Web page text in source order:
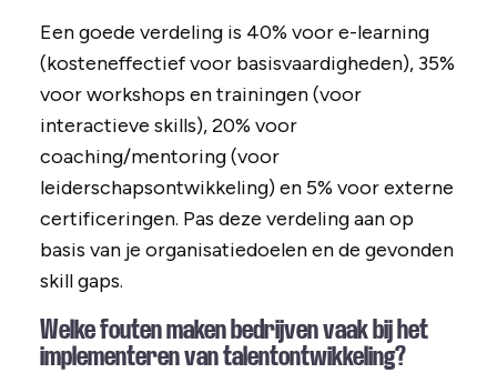
Een goede verdeling is 40% voor e-learning
(kosteneffectief voor basisvaardigheden), 35%
voor workshops en trainingen (voor
interactieve skills), 20% voor
coaching/mentoring (voor
leiderschapsontwikkeling) en 5% voor externe
certificeringen. Pas deze verdeling aan op
basis van je organisatiedoelen en de gevonden
skill gaps.
Welke fouten maken bedrijven vaak bij het
implementeren van talentontwikkeling?